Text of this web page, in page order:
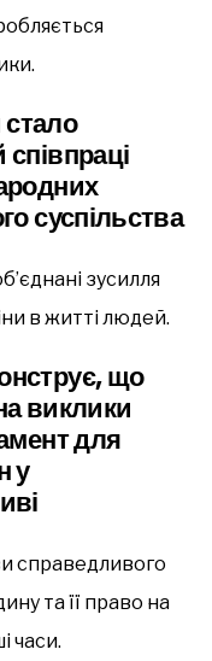
суспільства
зусилля
в житті людей.
що
виклики
для
у
справедливого
та її право на
часи.